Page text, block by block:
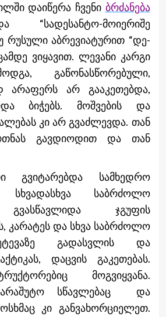
დაიწერა ჩვენი ბრძანება
მოიერიშე
რუსული აბრევიატურით “დე-
ვიყავით. ლევანი კარგი
გაწონასწორებული,
არაფერს არ გააკეთებდა,
ბიჭებს. მოშვების და
კი არ გვაძლევდა. თან
გავდიოდით და თან
გვიტარებდა სამხედრო
სხვადასხვა საბრძოლო
გვასწავლიდა ჯგუფის
კარატეს და სხვა საბრძოლო
გადასვლის და
დაცვის გაკეთებას.
მოგვიყვანა.
სწავლებაც და
კი განვახორციელეთ.